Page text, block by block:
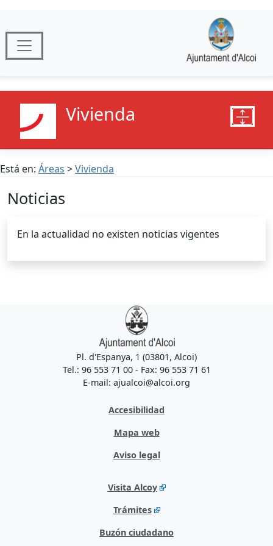
Vivienda
Está en: Áreas >Vivienda
Noticias
En la actualidad no existen noticias vigentes
Pl. d'Espanya, 1 (03801, Alcoi)
Tel.: 96 553 71 00 - Fax: 96 553 71 61
E-mail: ajualcoi@alcoi.org
Accesibilidad
Mapa web
Aviso legal
Visita Alcoy
Trámites
Buzón ciudadano